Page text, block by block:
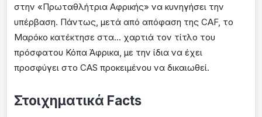
στην «Πρωταθλήτρια Αφρικής» να κυνηγήσει την
υπέρβαση. Πάντως, μετά από απόφαση της CAF, το
Μαρόκο κατέκτησε στα… χαρτιά τον τίτλο του
πρόσφατου Κόπα Άφρικα, με την ίδια να έχει
προσφύγει στο CAS προκειμένου να δικαιωθεί.
Στοιχηματικά Facts